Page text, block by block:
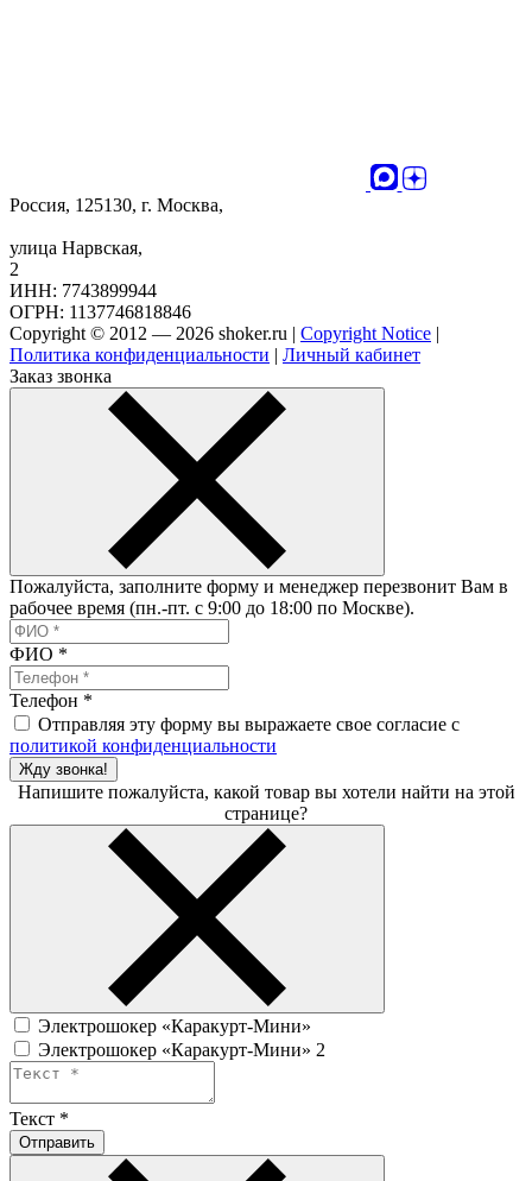
Россия, 125130, г. Москва,
улица Нарвская,
2
ИНН: 7743899944
ОГРН: 1137746818846
Copyright © 2012 — 2026 shoker.ru | Copyright Notice |
Политика конфиденциальности | Личный кабинет
Заказ звонка
Пожалуйста, заполните форму и менеджер перезвонит Вам в
рабочее время (пн.-пт. с 9:00 до 18:00 по Москве).
ФИО *
Телефон *
Отправляя эту форму вы выражаете свое согласие с
политикой конфиденциальности
Жду звонка!
Напишите пожалуйста, какой товар вы хотели найти на этой
странице?
Электрошокер «Каракурт-Мини»
Электрошокер «Каракурт-Мини» 2
Текст *
Отправить